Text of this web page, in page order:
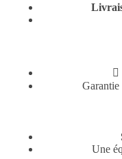
Garantie
Une